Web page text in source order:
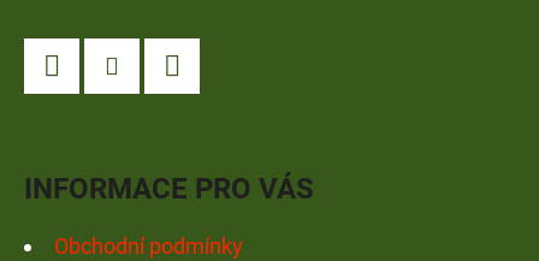
INFORMACE PRO VÁS
Obchodní podmínky